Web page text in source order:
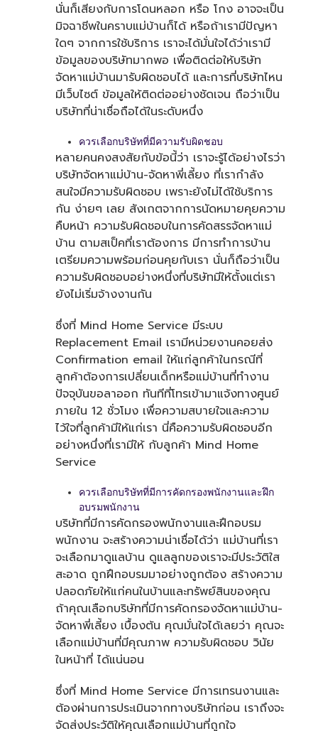
นั่นก็เสียงกับการโดนหลอก หรือ โกง อาจจะเป็น
มิจฉาชีพในคราบแม่บ้านก็ได้ หรือถ้าเรามีปัญหา
ใดๆ จากการใช้บริการ เราจะได้มั่นใจได้ว่าเรามี
ข้อมูลของบริษัทมากพอ เพื่อติดต่อให้บริษัท
จัดหาแม่บ้านมารับผิดชอบได้ และการที่บริษัทไหน
มีเว็บไซต์ ข้อมูลให้ติดต่ออย่างชัดเจน ถือว่าเป็น
บริษัทที่น่าเชื่อถือได้ในระดับหนึ่ง
ควรเลือกบริษัทที่มีความรับผิดชอบ
หลายคนคงสงสัยกับข้อนี้ว่า เราจะรู้ได้อย่างไรว่า
บริษัทจัดหาแม่บ้าน-จัดหาพี่เลี้ยงที่เรากำลัง
สนใจมีความรับผิดชอบ เพราะยังไม่ได้ใช้บริการ
กัน ง่ายๆ เลย สังเกตจากการนัดหมายคุยความ
คืบหน้า ความรับผิดชอบในการคัดสรรจัดหาแม่
บ้าน ตามสเป็คที่เราต้องการ มีการทำการบ้าน
เตรียมความพร้อมก่อนคุยกับเรา นั่นก็ถือว่าเป็น
ความรับผิดชอบอย่างหนึ่งที่บริษัทมีให้ตั้งแต่เรา
ยังไม่เริ่มจ้างงานกัน
ซึ่งที่ Mind Home Service มีระบบ
Replacement Email เรามีหน่วยงานคอยส่ง
Confirmation email ให้แก่ลูกค้าในกรณีที่
ลูกค้าต้องการเปลี่ยนเด็กหรือแม่บ้านที่ทำงาน
ปัจจุบันขอลาออก ทันทีที่โทรเข้ามาแจ้งทางศูนย์
ภายใน 12 ชั่วโมง เพื่อความสบายใจและความ
ไว้ใจที่ลูกค้ามีให้แก่เรา นี่คือความรับผิดชอบอีก
อย่างหนึ่งที่เรามีให้ กับลูกค้า Mind Home
Service
ควรเลือกบริษัทที่มีการคัดกรองพนักงานและฝึก
อบรมพนักงาน
บริษัทที่มีการคัดกรองพนักงานและฝึกอบรม
พนักงาน จะสร้างความน่าเชื่อได้ว่า แม่บ้านที่เรา
จะเลือกมาดูแลบ้าน ดูแลลูกของเราจะมีประวัติใส
สะอาด ถูกฝึกอบรมมาอย่างถูกต้อง สร้างความ
ปลอดภัยให้แก่คนในบ้านและทรัพย์สินของคุณ
ถ้าคุณเลือกบริษัทที่มีการคัดกรองจัดหาแม่บ้าน-
จัดหาพี่เลี้ยง เบื้องต้น คุณมั่นใจได้เลยว่า คุณจะ
เลือกแม่บ้านที่มีคุณภาพ ความรับผิดชอบ วินัย
ในหน้าที่ ได้แน่นอน
ซึ่งที่ Mind Home Service มีการเทรนงานและ
ต้องผ่านการประเมินจากทางบริษัทก่อน เราถึงจะ
จัดส่งประวัติให้คุณเลือกแม่บ้านที่ถูกใจ